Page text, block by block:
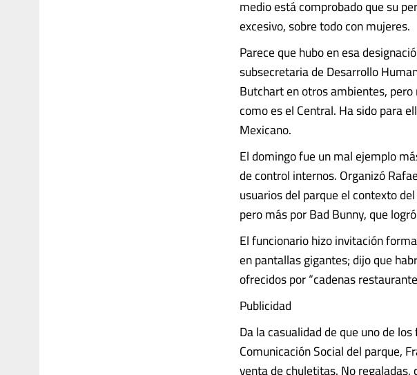
medio está comprobado que su
excesivo, sobre todo con mujeres.
Parece que hubo en esa
subsecretaria de Desarrollo
Butchart en otros ambientes,
como es el Central. Ha sido para
Mexicano.
El domingo fue un mal ejemplo
de control internos. Organizó
usuarios del parque el contexto
pero más por Bad Bunny, que
El funcionario hizo invitación
en pantallas gigantes; dijo que
ofrecidos por “cadenas
Publicidad
Da la casualidad de que uno de
Comunicación Social del parque,